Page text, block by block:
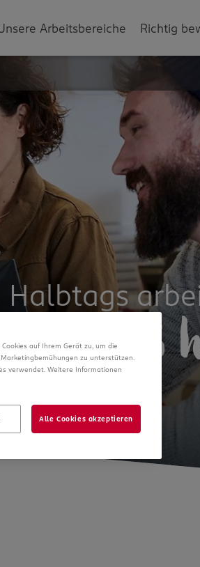
Arbeitsbereiche Richtig
Halbtags
Spaß
auf Ihrem Gerät zu, um die
zu unterstützen.
verwendet. Weitere Informationen
Alle Cookies akzeptieren